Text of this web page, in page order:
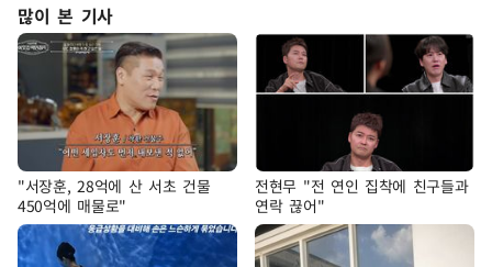
많이 본 기사
"서장훈, 28억에 산 서초 건물
450억에 매물로"
전현무 "전 연인 집착에 친구들과
연락 끊어"